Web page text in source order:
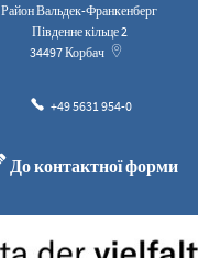
Район Вальдек-Франкенберг
Південне кільце 2
34497Корбач
+49 5631 954-0
До контактної форми